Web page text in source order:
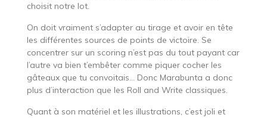
choisit notre lot.
On doit vraiment s’adapter au tirage et avoir en tête
les différentes sources de points de victoire. Se
concentrer sur un scoring n’est pas du tout payant car
l’autre va bien t’embêter comme piquer cocher les
gâteaux que tu convoitais… Donc Marabunta a donc
plus d’interaction que les Roll and Write classiques.
Quant à son matériel et les illustrations, c’est joli et